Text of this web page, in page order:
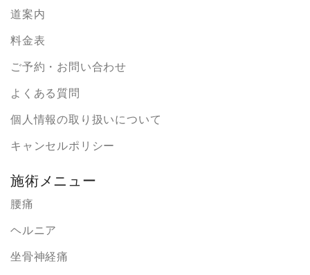
道案内
料金表
ご予約・お問い合わせ
よくある質問
個人情報の取り扱いについて
キャンセルポリシー
施術メニュー
腰痛
ヘルニア
坐骨神経痛